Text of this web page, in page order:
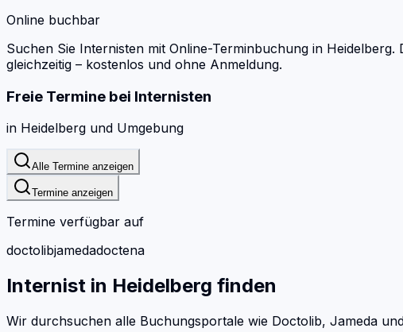
Online buchbar
Suchen Sie Internisten mit Online-Terminbuchung in Heidelberg.
gleichzeitig – kostenlos und ohne Anmeldung.
Freie Termine bei Internisten
in Heidelberg und Umgebung
Alle Termine anzeigen
Termine anzeigen
Termine verfügbar auf
doctolibjamedadoctena
Internist in Heidelberg finden
Wir durchsuchen alle Buchungsportale wie Doctolib, Jameda